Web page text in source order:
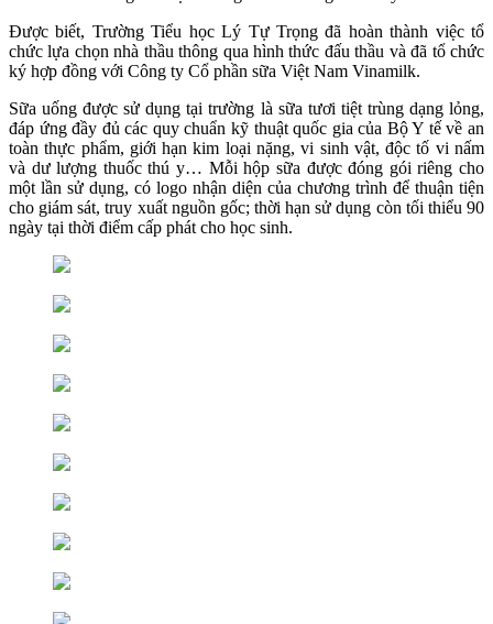
Được biết, Trường Tiểu học Lý Tự Trọng đã hoàn thành việc tổ
chức lựa chọn nhà thầu thông qua hình thức đấu thầu và đã tổ chức
ký hợp đồng với Công ty Cổ phần sữa Việt Nam Vinamilk.
Sữa uống được sử dụng tại trường là sữa tươi tiệt trùng dạng lỏng,
đáp ứng đầy đủ các quy chuẩn kỹ thuật quốc gia của Bộ Y tế về an
toàn thực phẩm, giới hạn kim loại nặng, vi sinh vật, độc tố vi nấm
và dư lượng thuốc thú y… Mỗi hộp sữa được đóng gói riêng cho
một lần sử dụng, có logo nhận diện của chương trình để thuận tiện
cho giám sát, truy xuất nguồn gốc; thời hạn sử dụng còn tối thiểu 90
ngày tại thời điểm cấp phát cho học sinh.